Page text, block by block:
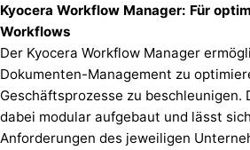
Kyocera Workflow Manager: Für
Workflows
Der Kyocera Workflow Manager
Dokumenten-Management zu
Geschäftsprozesse zu beschleunigen.
dabei modular aufgebaut und lässt
Anforderungen des jeweiligen